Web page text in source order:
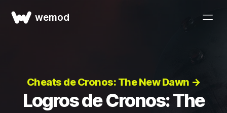
wemod
Cheats de Cronos: The New Dawn →
Logros de Cronos: The